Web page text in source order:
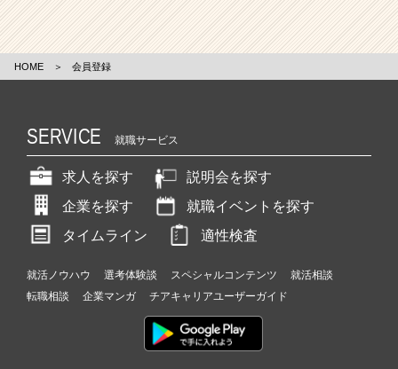
HOME ＞ 会員登録
SERVICE 就職サービス
求人を探す
説明会を探す
企業を探す
就職イベントを探す
タイムライン
適性検査
就活ノウハウ 選考体験談 スペシャルコンテンツ
就活相談
転職相談
企業マンガ チアキャリアユーザーガイド